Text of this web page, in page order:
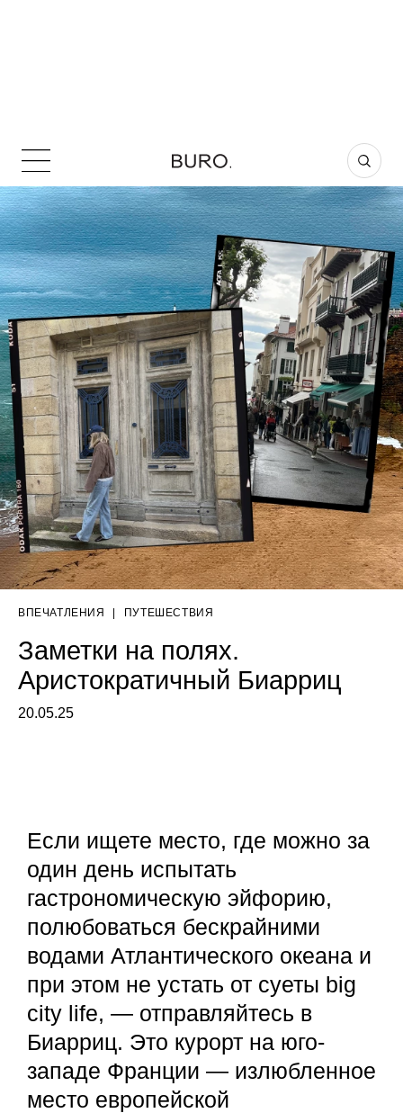
ВПЕЧАТЛЕНИЯ ПУТЕШЕСТВИЯ
Заметки на полях.
Аристократичный Биарриц
20.05.25
Если ищете место, где можно за
один день испытать
гастрономическую эйфорию,
полюбоваться бескрайними
водами Атлантического океана и
при этом не устать от суеты big
city life, — отправляйтесь в
Биарриц. Это курорт на юго-
западе Франции — излюбленное
место европейской